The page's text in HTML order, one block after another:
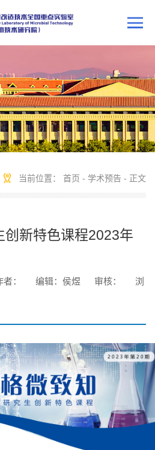
当前位置： 首页 - 学术预告 - 正文
创新特色课程2023年
者： 编辑：侯煜 审核：
浏